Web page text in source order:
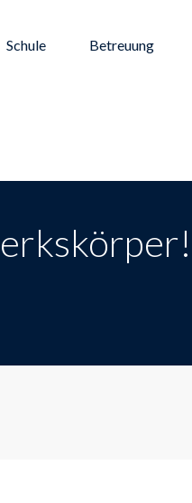
Schule Betreuung